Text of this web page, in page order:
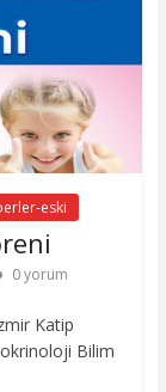
eski
0 yorum
Katip
Bilim